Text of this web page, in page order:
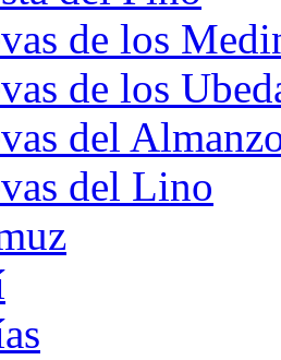
de los
de los
del
del Lino